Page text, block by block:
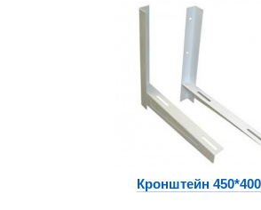
Кронштейн 450*400